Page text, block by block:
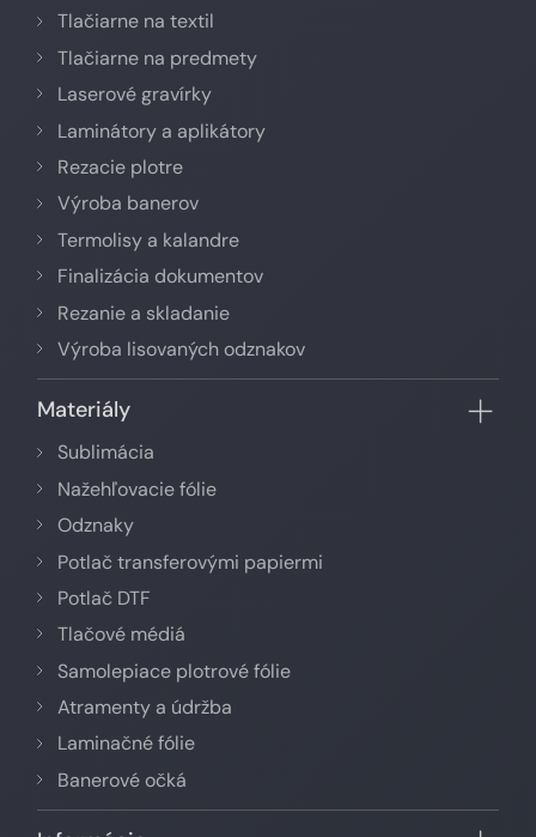
Tlačiarne na textil
Tlačiarne na predmety
Laserové gravírky
Laminátory a aplikátory
Rezacie plotre
Výroba banerov
Termolisy a kalandre
Finalizácia dokumentov
Rezanie a skladanie
Výroba lisovaných odznakov
Materiály
Sublimácia
Nažehľovacie fólie
Odznaky
Potlač transferovými papiermi
Potlač DTF
Tlačové médiá
Samolepiace plotrové fólie
Atramenty a údržba
Laminačné fólie
Banerové očká